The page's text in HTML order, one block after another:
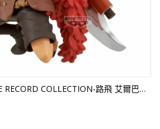
[12月預定]海賊王 BATTLE RECORD COLLECTION-路飛 艾爾巴夫 (行）[全數HK$110/訂$50]